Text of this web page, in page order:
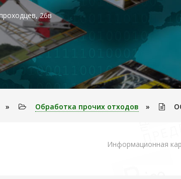
26в
» Обработка прочих отходов »
Информационная